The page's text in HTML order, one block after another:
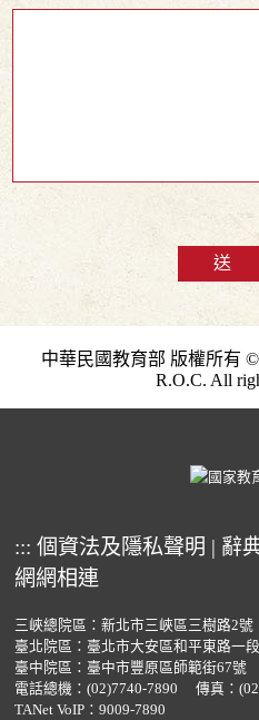
送
中華民國教育部 版權所有
R.O.C. All
::: 個資法及隱私聲明 | 辭
網網相連
三峽總院區：新北市三峽區三樹路2號
臺北院區：臺北市大安區和平東路一
臺中院區：臺中市豐原區師範街67號
電話總機： (02)7740-7890
傳真：
TANet VoIP：9009-7890